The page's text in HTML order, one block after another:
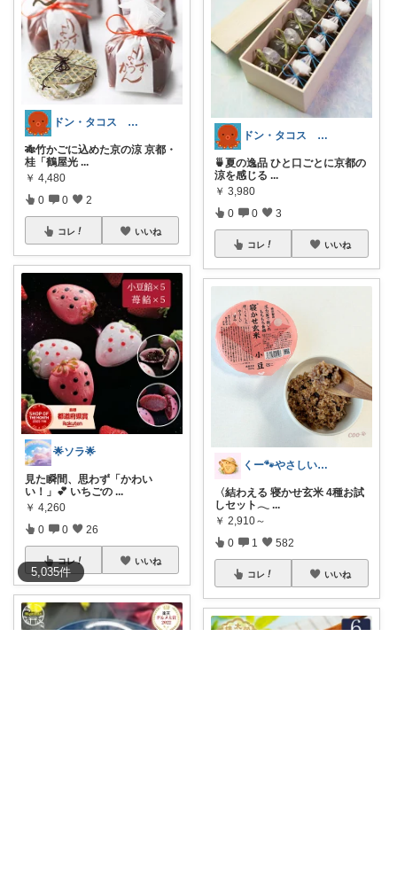
5,035件
ドン・タコス 防災⚠️生活雑貨アウトドア
🎋竹かごに込めた京の涼 京都・
桂「鶴屋光 ...
￥ 4,480
0 0 2
コレ いいね
🌟ソラ🌟
見た瞬間、思わず「かわい
い！」💕 いちごの ...
￥ 4,260
0 0 26
コレ いいね
ドン・タコス 防災⚠️生活雑貨アウトドア
🍵夏の逸品 ひと口ごとに京都の
涼を感じる ...
￥ 3,980
0 0 3
コレ いいね
くー🐾やさしいものと健やか暮らし☕️
〈結わえる 寝かせ玄米 4種お試
しセット𓂃 ...
￥ 2,910～
0 1 582
コレ いいね